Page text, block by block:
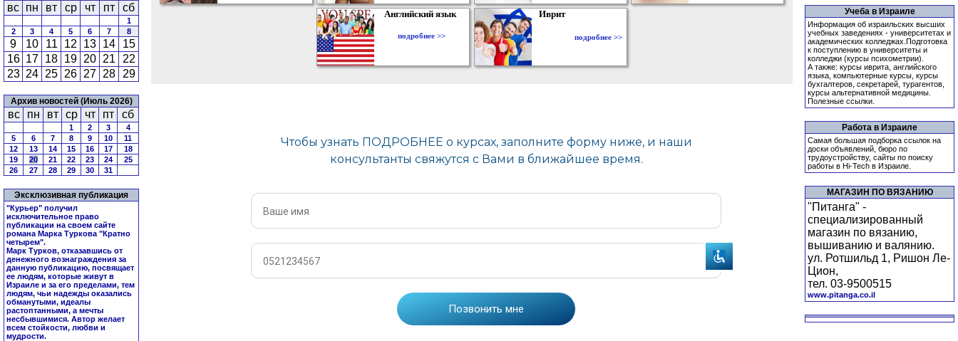
вс пн вт ср чт пт сб
1
2
3 4 5 6 7 8
9 10 11 12 13 14
15
16 17 18 19 20 21
22
23 24 25 26 27 28 29
Архив новостей (Июль 2026)
вс пн вт ср чт пт сб
1 2 3
4
5
6 7 8 9 10
11
12
13 14 15 16 17
18
19
20 21 22 23 24
25
26
27 28 29 30 31
Эксклюзивная публикация
"Курьер" получил
исключительное право
публикации на своем сайте
романа Марка Туркова "Кратно
четырем".
Марк Турков, отказавшись от
денежного вознаграждения за
данную публикацию, посвящает
ее людям, которые живут в
Израиле и за его пределами, тем
людям, чьи надежды оказались
обманутыми, идеалы
растоптанными, а мечты
несбывшимися. Автор желает
всем стойкости, любви и
мудрости.
Английский язык
подробнее >>
Иврит
подробнее >>
Учеба в Израиле
Информация об израильских высших
учебных заведениях - университетах и
академических колледжах.Подготовка
к поступлению в университеты и
колледжи (курсы психометрии).
А также: курсы иврита, английского
языка, компьютерные курсы, курсы
бухгалтеров, секретарей, турагентов,
курсы альтернативной медицины.
Полезные ссылки.
Работа в Израиле
Самая большая подборка ссылок на
доски объявлений, бюро по
трудоустройству, сайты по поиску
работы в Hi-Tech в Израиле.
МАГАЗИН ПО ВЯЗАНИЮ
"Питанга" -
специализированный
магазин по вязанию,
вышиванию и валянию.
ул. Ротшильд 1, Ришон Ле-
Цион,
тел. 03-9500515
www.pitanga.co.il